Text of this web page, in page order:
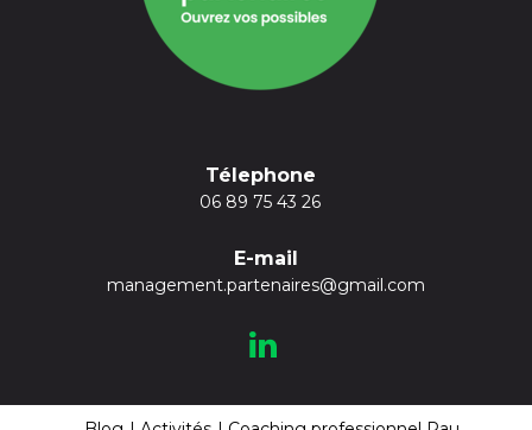
Télephone
06 89 75 43 26
E-mail
management.partenaires@gmail.com